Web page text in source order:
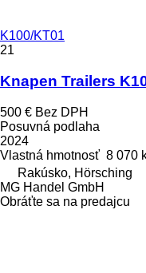
K100/KT01
21
Knapen Trailers
500 € Bez DPH
Posuvná podlaha
2024
Vlastná hmotnosť 8 070
Rakúsko, Hörsching
MG Handel GmbH
Obráťte sa na predajcu